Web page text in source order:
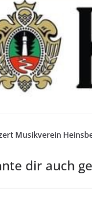
Musikverein
dir auch